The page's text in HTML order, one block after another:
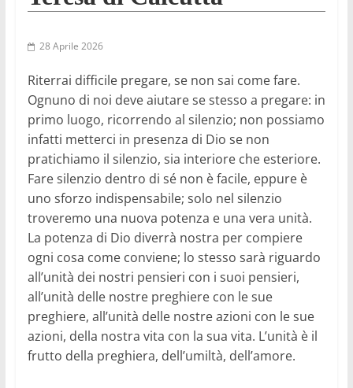
28 Aprile 2026
Riterrai difficile pregare, se non sai come fare.
Ognuno di noi deve aiutare se stesso a pregare: in
primo luogo, ricorrendo al silenzio; non possiamo
infatti metterci in presenza di Dio se non
pratichiamo il silenzio, sia interiore che esteriore.
Fare silenzio dentro di sé non è facile, eppure è
uno sforzo indispensabile; solo nel silenzio
troveremo una nuova potenza e una vera unità.
La potenza di Dio diverrà nostra per compiere
ogni cosa come conviene; lo stesso sarà riguardo
all’unità dei nostri pensieri con i suoi pensieri,
all’unità delle nostre preghiere con le sue
preghiere, all’unità delle nostre azioni con le sue
azioni, della nostra vita con la sua vita. L’unità è il
frutto della preghiera, dell’umiltà, dell’amore.